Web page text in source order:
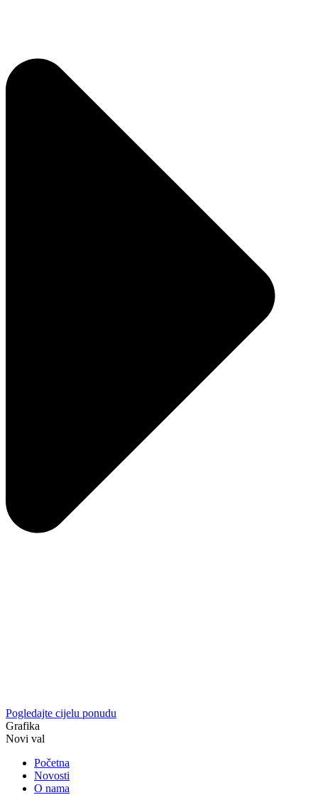
Pogledajte cijelu ponudu
Grafika
Novi val
Početna
Novosti
O nama